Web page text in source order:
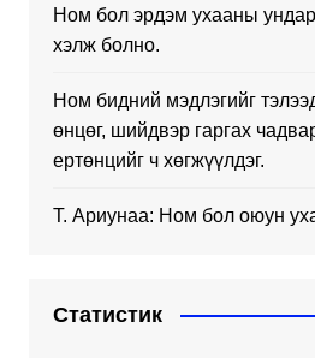
Ном бол эрдэм ухааны
хэлж болно.
Ном бидний мэдлэгийг
өнцөг, шийдвэр гаргах
ертөнцийг ч хөгжүүлдэг.
Т. Ариунаа: Ном бол оюун
Статистик